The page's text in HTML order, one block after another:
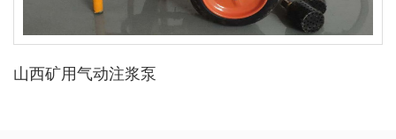
山西矿用气动注浆泵